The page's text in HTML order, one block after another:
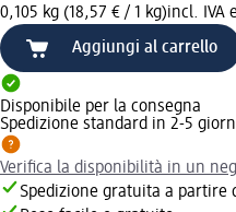
0,105 kg (18,57 € / 1 kg)incl. IVA
Aggiungi al carrello
Disponibile per la consegna
Spedizione standard in 2-5
Verifica la disponibilità in un
Spedizione gratuita a partire